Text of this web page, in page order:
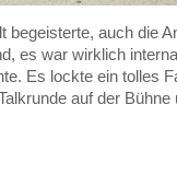
begeisterte, auch die
es war wirklich
Es lockte ein tolles
auf der